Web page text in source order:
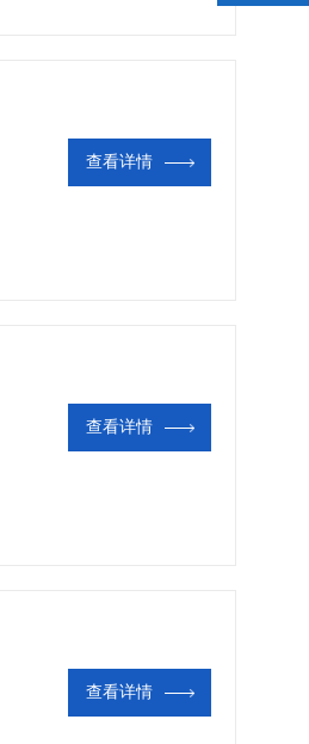
查看详情
查看详情
查看详情